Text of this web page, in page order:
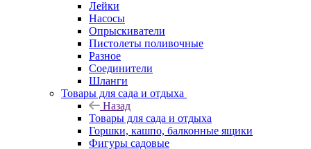
Лейки
Насосы
Опрыскиватели
Пистолеты поливочные
Разное
Соединители
Шланги
Товары для сада и отдыха
Назад
Товары для сада и отдыха
Горшки, кашпо, балконные ящики
Фигуры садовые